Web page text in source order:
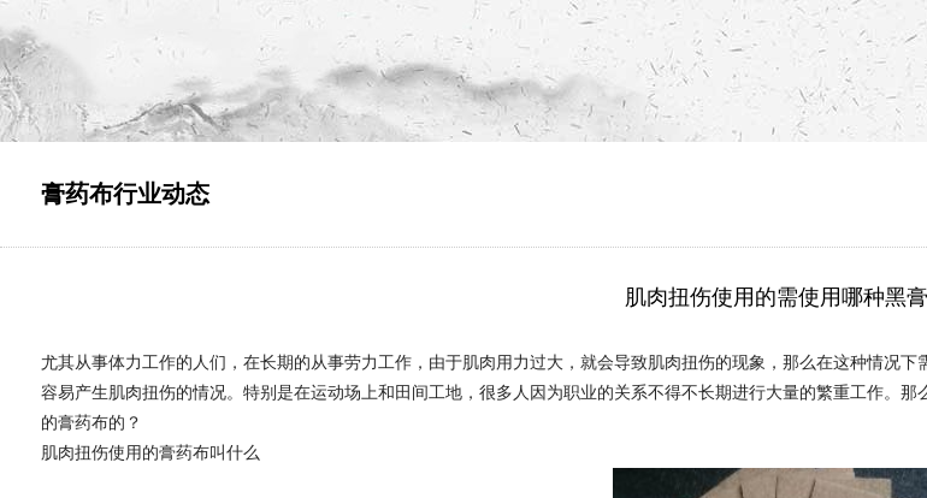
膏药布行业动态
肌肉扭伤使用的需使用哪种黑
尤其从事体力工作的人们，在长期的从事劳力工作，由于肌肉用力过大，就会导致肌肉扭伤的现象，那么在这种情况
容易产生肌肉扭伤的情况。特别是在运动场上和田间工地，很多人因为职业的关系不得不长期进行大量的繁重工作。
的膏药布的？
肌肉扭伤使用的膏药布叫什么